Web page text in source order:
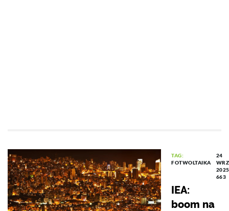
TAG:
FOTWOLTAIKA
24
663
IEA:
boom na